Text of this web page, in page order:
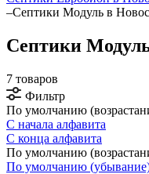
–Септики Модуль в
Септики
7 товаров
Фильтр
По умолчанию
С начала алфавита
С конца алфавита
По умолчанию
По умолчанию